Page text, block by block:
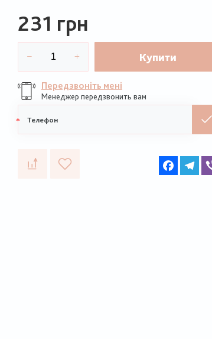
231 грн
Купити
Передзвоніть мені
Менеджер передзвонить вам
телефон